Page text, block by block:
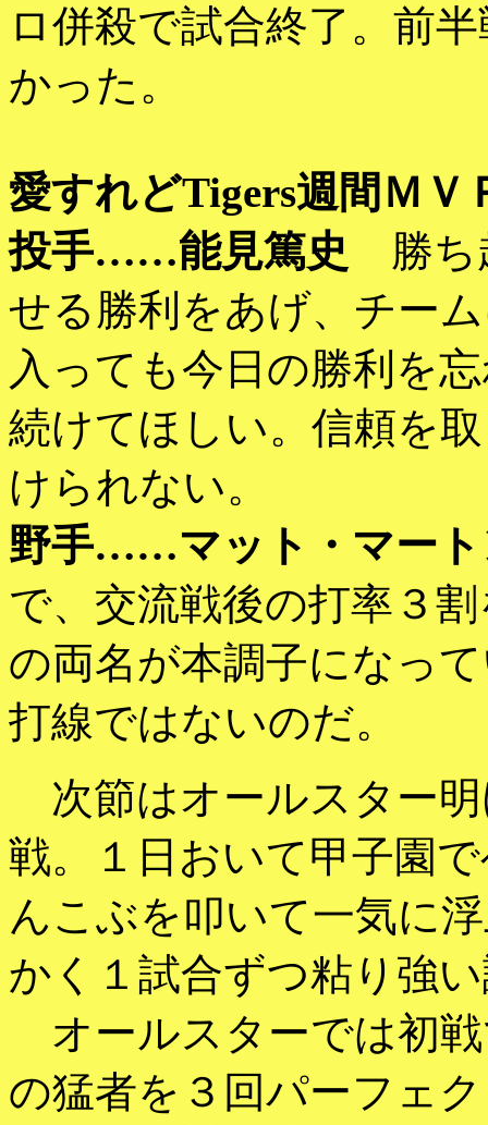
ロ併殺で試合終了。前
かった。
愛すれどTigers週間ＭＶ
投手……能見篤史
勝ち
せる勝利をあげ、チー
入っても今日の勝利を
続けてほしい。信頼を
けられない。
野手……マット・マー
で、交流戦後の打率３
の両名が本調子になっ
打線ではないのだ。
次節はオールスター
戦。１日おいて甲子園
んこぶを叩いて一気に
かく１試合ずつ粘り強
オールスターでは初
の猛者を３回パーフェ